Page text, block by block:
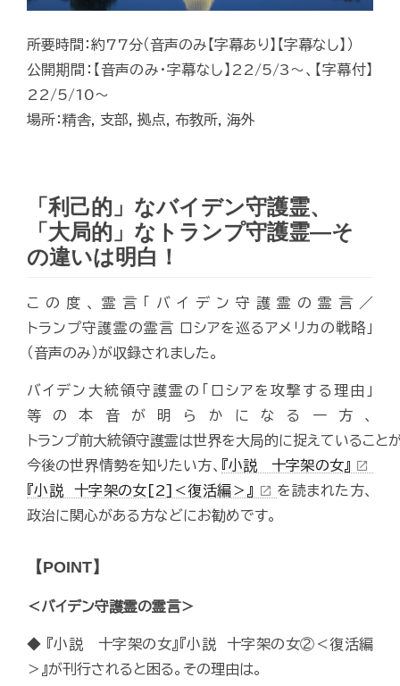
所要時間：約77分（音声のみ【字幕あり】【字幕なし】）
公開期間：【音声のみ・字幕なし】22/5/3～、【字幕付】
22/5/10～
場所：精舎, 支部, 拠点, 布教所, 海外
「利己的」なバイデン守護霊、
「大局的」なトランプ守護霊—そ
の違いは明白！
この度、霊言「バイデン守護霊の霊言／
トランプ守護霊の霊言 ロシアを巡るアメリカの戦略」
（音声のみ）が収録されました。
バイデン大統領守護霊の「ロシアを攻撃する理由」
等の本音が明らかになる一方、
トランプ前大統領守護霊は世界を大局的に捉えていること
今後の世界情勢を知りたい方、 『小説 十字架の女』 open_in_new
『小説 十字架の女[2]＜復活編＞』 open_in_new を読まれた方、
政治に関心がある方などにお勧めです。
【POINT】
＜バイデン守護霊の霊言＞
◆ 『小説 十字架の女』『小説 十字架の女②＜復活編
＞』が刊行されると困る。その理由は。